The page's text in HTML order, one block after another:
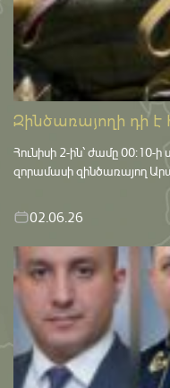
Զինծառայողի դի է
Հունիսի 2-ին՝ ժամը 00:10-
զորամասի զինծառայող
02.06.26